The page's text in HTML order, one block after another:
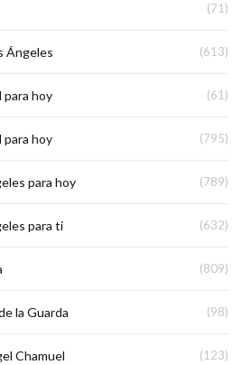
(71)
Ángeles (613)
para hoy (61)
para hoy (795)
para hoy (789)
para ti (632)
(809)
la Guarda (98)
Chamuel (123)